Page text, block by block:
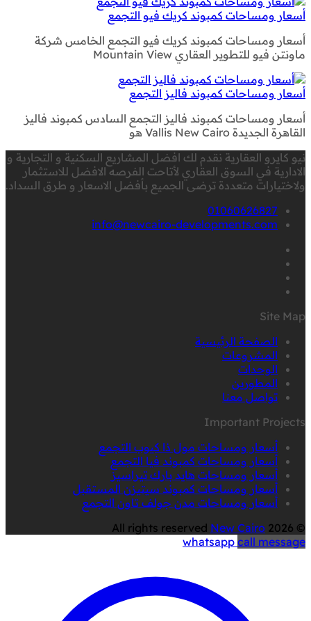
أسعار ومساحات كمبوند كريك فيو التجمع
أسعار ومساحات كمبوند كريك فيو التجمع الخامس شركة
ماونتن فيو للتطوير العقاري Mountain View
أسعار ومساحات كمبوند فاليز التجمع
أسعار ومساحات كمبوند فاليز التجمع السادس كمبوند فاليز
القاهرة الجديدة Vallis New Cairo هو
نيو كايرو العقارية نقدم لك افضل المشاريع السكنية و التجارية و
الادارية في السوق العقاري لأتاحت الفرصه الافضل للاستثمار
ولاختيارات متعددة ترضى الجميع بأفضل الاسعار و طرق السداد.
01060626827
info@newcairo-developments.com
Site Map
الصفحة الرئيسية
المشروعات
الوحدات
المطورين
تواصل معنا
Important Projects
أسعار ومساحات مول ذا كيوب التجمع
أسعار ومساحات كمبوند فيا التجمع
أسعار ومساحات هايد بارك تيراسيز
أسعار ومساحات كمبوند سيتيزن المستقبل
أسعار ومساحات مدن جولف تاون التجمع
© 2026 All rights reserved
New Cairo
whatsapp call message